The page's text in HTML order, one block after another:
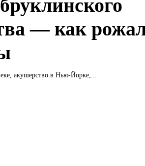
— как
акушерство в Нью-Йорке,...